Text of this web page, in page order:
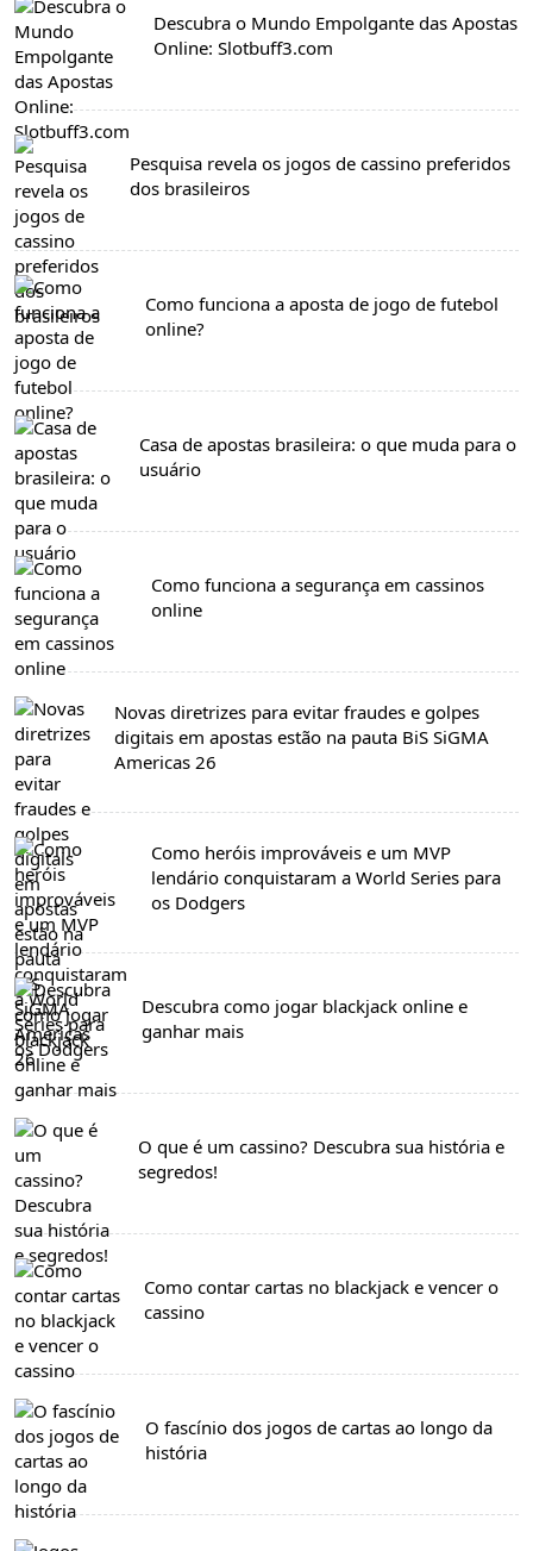
Descubra o Mundo Empolgante das Apostas
Online: Slotbuff3.com
Pesquisa revela os jogos de cassino preferidos
dos brasileiros
Como funciona a aposta de jogo de futebol
online?
Casa de apostas brasileira: o que muda para o
usuário
Como funciona a segurança em cassinos
online
Novas diretrizes para evitar fraudes e golpes
digitais em apostas estão na pauta BiS SiGMA
Americas 26
Como heróis improváveis e um MVP
lendário conquistaram a World Series para
os Dodgers
Descubra como jogar blackjack online e
ganhar mais
O que é um cassino? Descubra sua história e
segredos!
Como contar cartas no blackjack e vencer o
cassino
O fascínio dos jogos de cartas ao longo da
história